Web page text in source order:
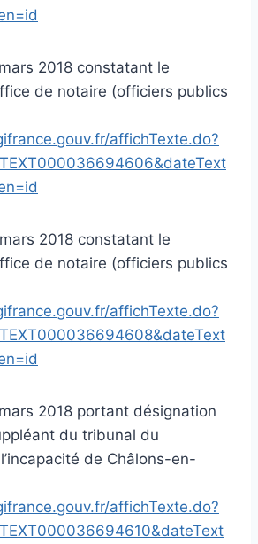
2018 constatant le
de notaire (officiers publics
affichTexte.do?
2018 constatant le
de notaire (officiers publics
affichTexte.do?
2018 portant désignation
du tribunal du
de Châlons-en-
affichTexte.do?